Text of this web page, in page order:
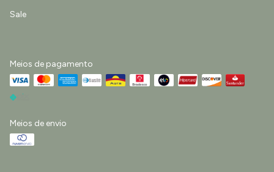
Sale
Meios de pagamento
Meios de envio